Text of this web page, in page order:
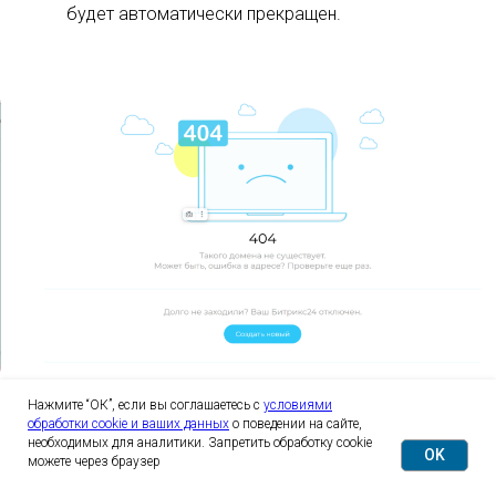
будет автоматически прекращен.
Нажмите “ОК”, если вы соглашаетесь с условиями
обработки cookie и ваших данных о поведении на сайте,
необходимых для аналитики. Запретить обработку cookie
можете через браузер
OK